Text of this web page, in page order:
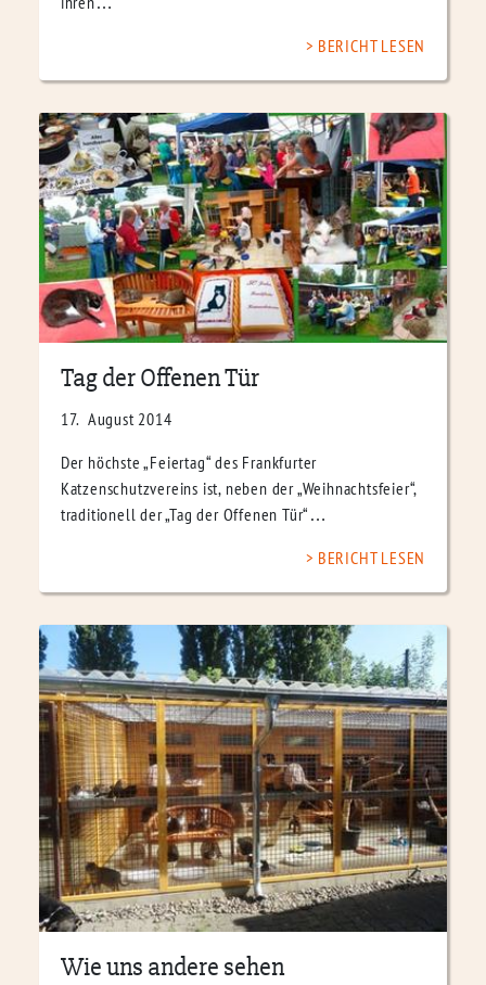
BERICHT LESEN
Tag der Offenen Tür
17. August 2014
Der höchste „Feiertag“ des Frankfurter
Katzenschutzvereins ist, neben der „Weihnachtsfeier“,
traditionell der „Tag der Offenen Tür“…
BERICHT LESEN
Wie uns andere sehen